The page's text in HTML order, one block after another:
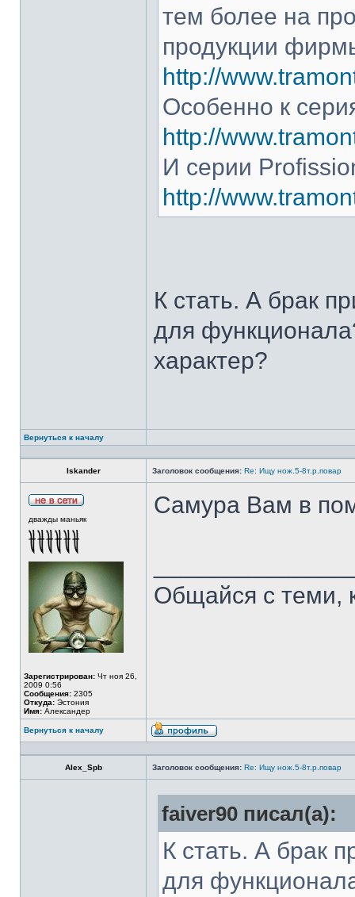
тем более на
продукции
http://
Особенно к
http://
И серии
http://
К стать. А брак
для
характер?
Вернуться к началу
Iskander Заголовок сообщения: Re: Ищу нож.5-8т.р.повар
дважды маньяк
Зарегистрирован: Чт ноя 26,
2009 0:56
Сообщения: 2305
Откуда: Эстония
Имя: Александер
Самура Вам в
Общайся с теми,
Вернуться к началу
Alex_Spb Заголовок сообщения: Re: Ищу нож.5-8т.р.повар
faiver90 писал(а):
К стать. А брак
для